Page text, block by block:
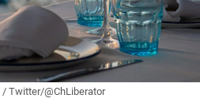
/ Twitter/@ChLiberator